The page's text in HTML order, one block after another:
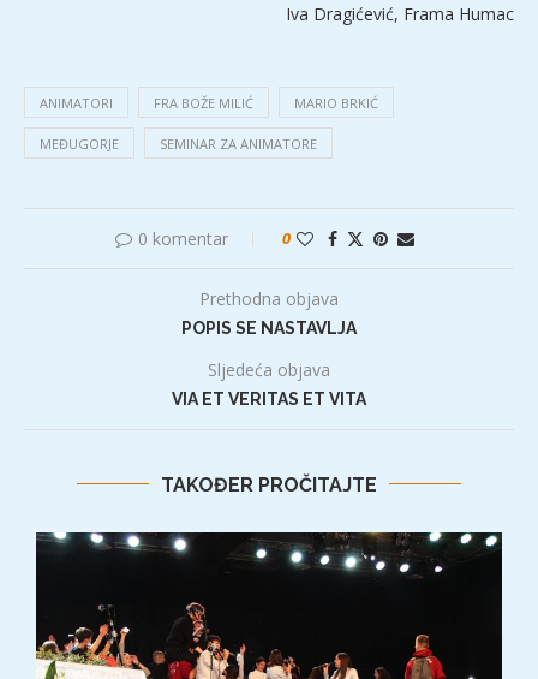
Iva Dragićević, Frama Humac
ANIMATORI FRA BOŽE MILIĆ MARIO BRKIĆ
MEĐUGORJE SEMINAR ZA ANIMATORE
0 komentar 0
Prethodna objava
POPIS SE NASTAVLJA
Sljedeća objava
VIA ET VERITAS ET VITA
TAKOĐER PROČITAJTE